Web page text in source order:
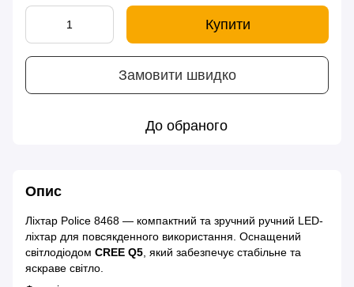
Купити
Замовити швидко
До обраного
Опис
Ліхтар Police 8468 — компактний та зручний ручний LED-
ліхтар для повсякденного використання. Оснащений
світлодіодом CREE Q5 , який забезпечує стабільне та
яскраве світло.